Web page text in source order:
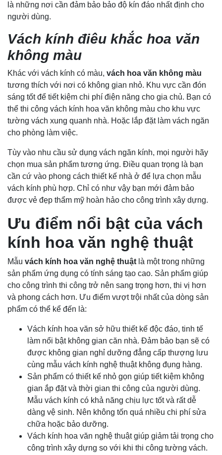
là những nơi cần đảm bảo bảo độ kín đáo nhất định cho
người dùng.
Vách kính điêu khắc hoa văn
không màu
Khác với vách kính có màu, vách hoa văn không màu
tương thích với nơi có không gian nhỏ. Khu vực cần đón
sáng tốt để tiết kiệm chi phí điện năng cho gia chủ. Bạn có
thể thi công vách kính hoa văn không màu cho khu vực
tường vách xung quanh nhà. Hoặc lắp đặt làm vách ngăn
cho phòng làm việc.
Tùy vào nhu cầu sử dụng vách ngăn kính, mọi người hãy
chọn mua sản phẩm tương ứng. Điều quan trọng là bạn
cần cứ vào phong cách thiết kế nhà ở để lựa chọn mẫu
vách kính phù hợp. Chỉ có như vậy bạn mới đảm bảo
được vẻ đẹp thẩm mỹ hoàn hảo cho công trình xây dựng.
Ưu điểm nổi bật của vách
kính hoa văn nghệ thuật
Mẫu vách kính hoa văn nghệ thuật là một trong những
sản phẩm ứng dụng có tính sáng tạo cao. Sản phẩm giúp
cho công trình thi công trở nên sang trọng hơn, thi vị hơn
và phong cách hơn. Ưu điểm vượt trội nhất của dòng sản
phẩm có thể kể đến là:
Vách kính hoa văn sở hữu thiết kế độc đáo, tinh tế
làm nổi bật không gian căn nhà. Đảm bảo bạn sẽ có
được không gian nghỉ dưỡng đẳng cấp thượng lưu
cùng mẫu vách kính nghệ thuật không đụng hàng.
Sản phẩm có thiết kế nhỏ gọn giúp tiết kiệm không
gian ắp đặt và thời gian thi công của người dùng.
Mẫu vách kính có khả năng chịu lực tốt và rất dễ
dàng vệ sinh. Nên không tốn quá nhiều chi phí sửa
chữa hoặc bảo dưỡng.
Vách kính hoa văn nghệ thuật giúp giảm tải trọng cho
công trình xây dựng so với khi thi công tường vách.